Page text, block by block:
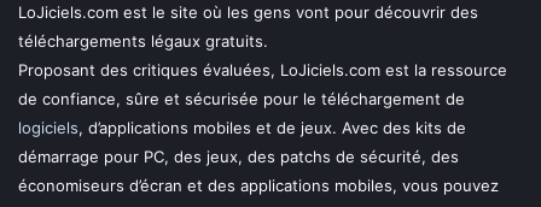
LoJiciels.com est le site où les gens vont pour découvrir des
téléchargements légaux gratuits.
Proposant des critiques évaluées, LoJiciels.com est la ressource
de confiance, sûre et sécurisée pour le téléchargement de
logiciels, d’applications mobiles et de jeux. Avec des kits de
démarrage pour PC, des jeux, des patchs de sécurité, des
économiseurs d’écran et des applications mobiles, vous pouvez